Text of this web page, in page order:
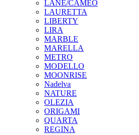
LANE/CAMEO
LAURETTA
LIBERTY
LIRA
MARBLE
MARELLA
METRO
MODELLO
MOONRISE
Nadelva
NATURE
OLEZIA
ORIGAMI
QUARTA
REGINA